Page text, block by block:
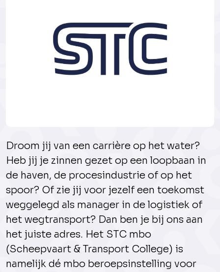
Droom jij van een carrière op het water?
Heb jij je zinnen gezet op een loopbaan in
de haven, de procesindustrie of op het
spoor? Of zie jij voor jezelf een toekomst
weggelegd als manager in de logistiek of
het wegtransport? Dan ben je bij ons aan
het juiste adres. Het STC mbo
(Scheepvaart & Transport College) is
namelijk dé mbo beroepsinstelling voor